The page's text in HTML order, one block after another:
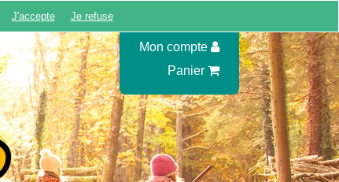
J'accepte Je refuse
Mon compte
Panier